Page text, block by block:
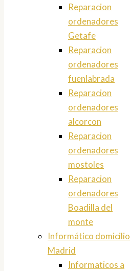
Reparacion
ordenadores
Getafe
Reparacion
ordenadores
fuenlabrada
Reparacion
ordenadores
alcorcon
Reparacion
ordenadores
mostoles
Reparacion
ordenadores
Boadilla del
monte
Informático domicilio
Madrid
Informaticos a